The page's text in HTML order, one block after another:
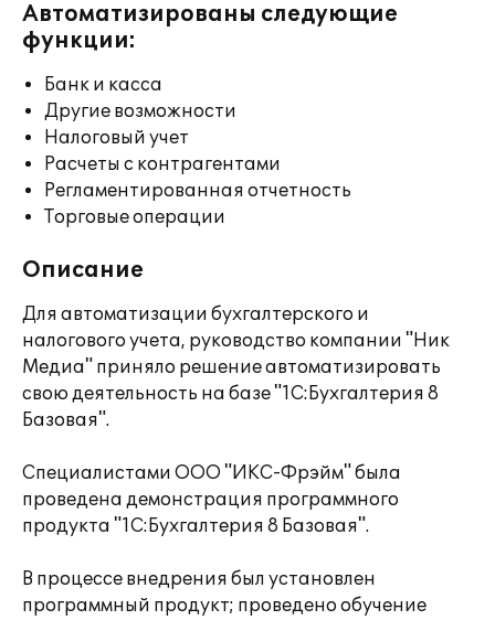
Автоматизированы следующие
функции:
Банк и касса
Другие возможности
Налоговый учет
Расчеты с контрагентами
Регламентированная отчетность
Торговые операции
Описание
Для автоматизации бухгалтерского и
налогового учета, руководство компании "Ник
Медиа" приняло решение автоматизировать
свою деятельность на базе "1С:Бухгалтерия 8
Базовая".
Специалистами ООО "ИКС-Фрэйм" была
проведена демонстрация программного
продукта "1С:Бухгалтерия 8 Базовая".
В процессе внедрения был установлен
программный продукт; проведено обучение